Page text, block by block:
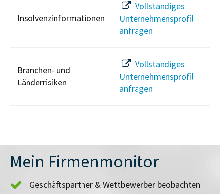
Insolvenzinformationen
Vollständiges
Unternehmensprofil
anfragen
Branchen- und
Länderrisiken
Vollständiges
Unternehmensprofil
anfragen
Mein Firmenmonitor
Geschäftspartner & Wettbewerber beobachten